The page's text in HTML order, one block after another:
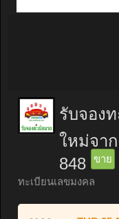
รับจอง
ใหม่จา
848
ขาย
ทะเบียนเลขมงคล